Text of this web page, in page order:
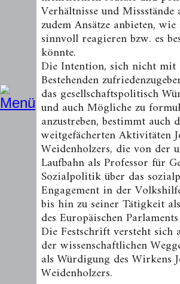
Verhältnisse und Missstände
zudem Ansätze anbieten,
sinnvoll reagieren bzw. es
könnte.
Die Intention, sich nicht mit
Bestehenden
das gesellschaftspolitisch
und auch Mögliche zu
anzustreben, bestimmt auch
weitgefächerten Aktivitäten
Weidenholzers, die von der
Laufbahn als Professor für
Sozialpolitik über das
Engagement in der
bis hin zu seiner Tätigkeit
des Europäischen
Die Festschrift versteht sich
der wissenschaftlichen
als Würdigung des Wirkens
Weidenholzers.